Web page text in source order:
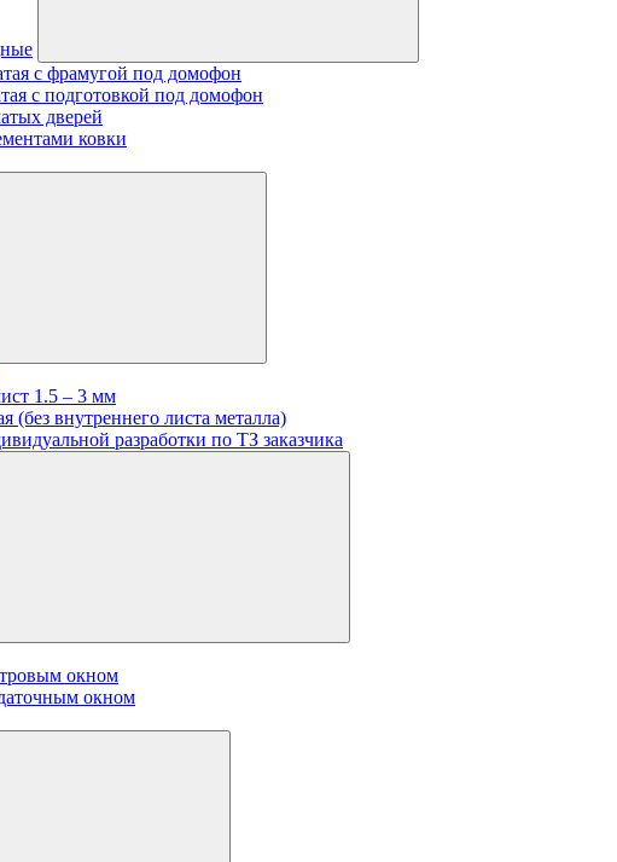
с фрамугой под домофон
с подготовкой под домофон
дверей
ковки
1.5 – 3 мм
(без внутреннего листа металла)
разработки по ТЗ заказчика
окном
окном